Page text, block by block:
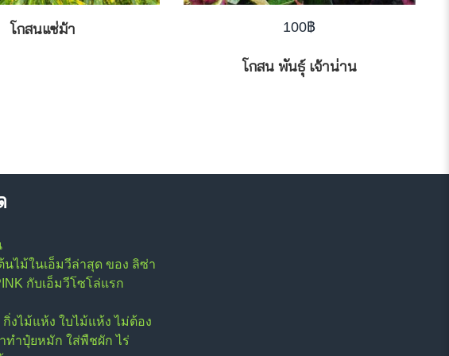
โกสนแซ่ม้า 100฿
โกสน พันธุ์ เจ้าน่าน
นไม้ในเอ็มวีล่าสุด ของ ลิซ่า
กับเอ็มวีโซโล่แรก
กิ่งไม้แห้ง ใบไม้แห้ง ไม่ต้อง
าทำปุ๋ยหมัก ใส่พืชผัก ไร่